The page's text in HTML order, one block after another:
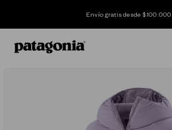
Envío gratis desde $100.000